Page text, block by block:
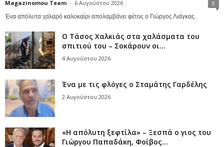
Magazinomou Team - 6 Αυγούστου 2026 0
Ένα απόλυτα χαλαρό καλοκαίρι απολαμβάνει φέτος ο Γιώργος Λιάγκας.
Ο Τάσος Χαλκιάς στα χαλάσματα του
σπιτιού του – Σοκάρουν οι...
4 Αυγούστου 2026
Ένα με τις φλόγες ο Σταμάτης Γαρδέλης
2 Αυγούστου 2026
«Η απόλυτη ξεφτίλα» – Ξεσπά ο γιος του
Γιώργου Παπαδάκη, Φοίβος...